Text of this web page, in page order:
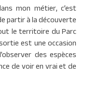
mon métier, c’est
partir à la découverte
le territoire du Parc
est une occasion
des espèces
de voir en vrai et de